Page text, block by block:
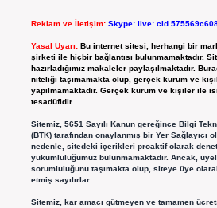
Reklam ve İletişim: Skype:
Yasal Uyarı: Bu internet sitesi, herhangi bir
şirketi ile hiçbir bağlantısı bulunmamaktadır.
hazırladığımız makaleler paylaşılmaktadır.
niteliği taşımamakta olup, gerçek kurum ve
yapılmamaktadır. Gerçek kurum ve kişiler ile
tesadüfidir.
Sitemiz, 5651 Sayılı Kanun gereğince Bilgi
(BTK) tarafından onaylanmış bir Yer Sağlayıcı
nedenle, sitedeki içerikleri proaktif olarak
yükümlülüğümüz bulunmamaktadır. Ancak,
sorumluluğunu taşımakta olup, siteye üye
etmiş sayılırlar.
Sitemiz, kar amacı gütmeyen ve tamamen